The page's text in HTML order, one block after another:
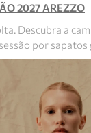
2027 AREZZO
Descubra a
por